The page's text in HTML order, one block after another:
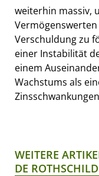
weiterhin massiv,
Verschuldung zu
einer Instabilität
einem
Wachstums als
WEITERE
DE